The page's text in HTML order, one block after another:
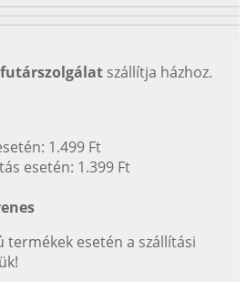
futárszolgálat szállítja házhoz.
1.499 Ft
esetén: 1.399 Ft
termékek esetén a szállítási